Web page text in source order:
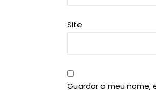
Site
Guardar o meu nome,